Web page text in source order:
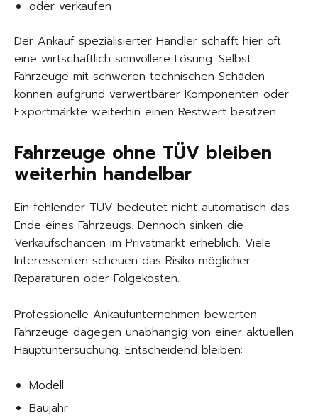
oder verkaufen
Der Ankauf spezialisierter Händler schafft hier oft
eine wirtschaftlich sinnvollere Lösung. Selbst
Fahrzeuge mit schweren technischen Schäden
können aufgrund verwertbarer Komponenten oder
Exportmärkte weiterhin einen Restwert besitzen.
Fahrzeuge ohne TÜV bleiben
weiterhin handelbar
Ein fehlender TÜV bedeutet nicht automatisch das
Ende eines Fahrzeugs. Dennoch sinken die
Verkaufschancen im Privatmarkt erheblich. Viele
Interessenten scheuen das Risiko möglicher
Reparaturen oder Folgekosten.
Professionelle Ankaufunternehmen bewerten
Fahrzeuge dagegen unabhängig von einer aktuellen
Hauptuntersuchung. Entscheidend bleiben:
Modell
Baujahr